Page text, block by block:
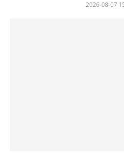
2026-08-07